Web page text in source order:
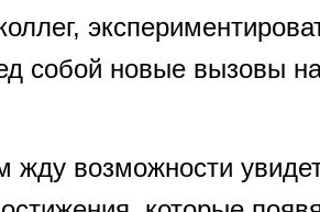
собой новые вызовы
жду возможности